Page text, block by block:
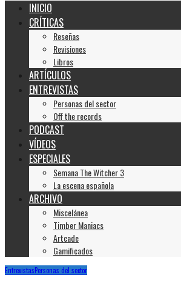
INICIO
CRÍTICAS
Reseñas
Revisiones
Libros
ARTÍCULOS
ENTREVISTAS
Personas del sector
Off the records
PODCAST
VÍDEOS
ESPECIALES
Semana The Witcher 3
La escena española
ARCHIVO
Miscelánea
Timber Maniacs
Artcade
Gamificados
EntrevistasPersonas del sector